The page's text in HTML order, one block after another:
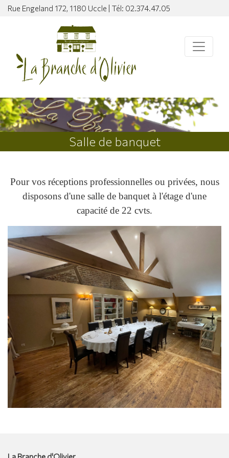
Rue Engeland 172, 1180 Uccle | Tél: 02.374.47.05
Salle de banquet
Pour vos réceptions professionnelles ou privées, nous
disposons d'une salle de banquet à l'étage d'une
capacité de 22 cvts.